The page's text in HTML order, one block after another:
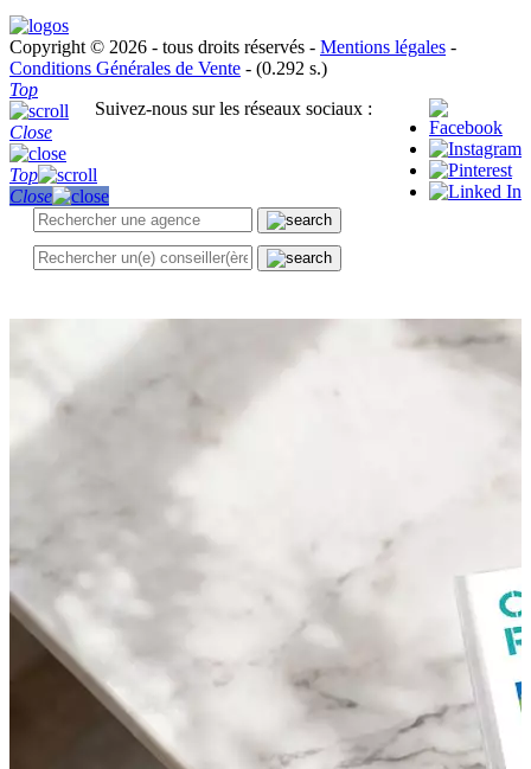
Copyright © 2026 - tous droits réservés - Mentions légales -
Conditions Générales de Vente - (0.292 s.)
Suivez-nous sur les réseaux sociaux :
Top
Close
Top
Close